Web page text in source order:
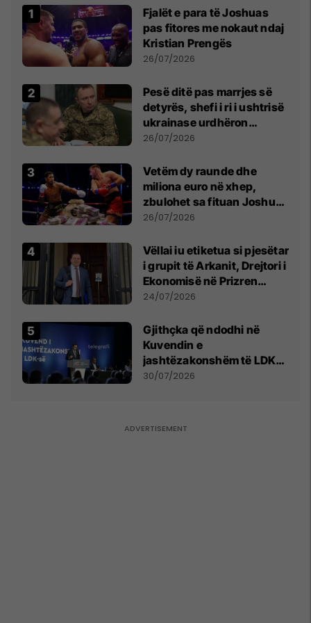
Fjalët e para të Joshuas
pas fitores me nokaut ndaj
Kristian Prengës
26/07/2026
Pesë ditë pas marrjes së
detyrës, shefi i ri i ushtrisë
ukrainase urdhëron
kontroll të madh
26/07/2026
Vetëm dy raunde dhe
miliona euro në xhep,
zbulohet sa fituan Joshua
e Prenga
26/07/2026
Vëllai iu etiketua si pjesëtar
i grupit të Arkanit, Drejtori i
Ekonomisë në Prizren
mohon pretendimet
24/07/2026
Gjithçka që ndodhi në
Kuvendin e
jashtëzakonshëm të LDK-
së
30/07/2026